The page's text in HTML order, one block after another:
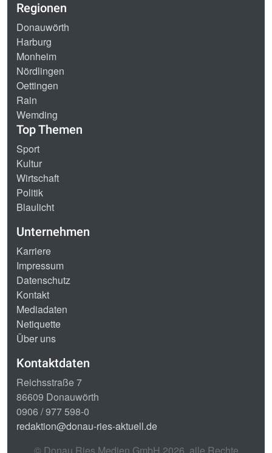
Regionen
Donauwörth
Harburg
Monheim
Nördlingen
Oettingen
Rain
Wemding
Top Themen
Sport
Kultur
Wirtschaft
Politik
Blaulicht
Unternehmen
Karriere
Impressum
Datenschutz
Kontakt
Mediadaten
Netiquette
Über uns
Kontaktdaten
Reichsstraße 7
86609 Donauwörth
0906 / 977 598-0
redaktion@donau-ries-aktuell.de